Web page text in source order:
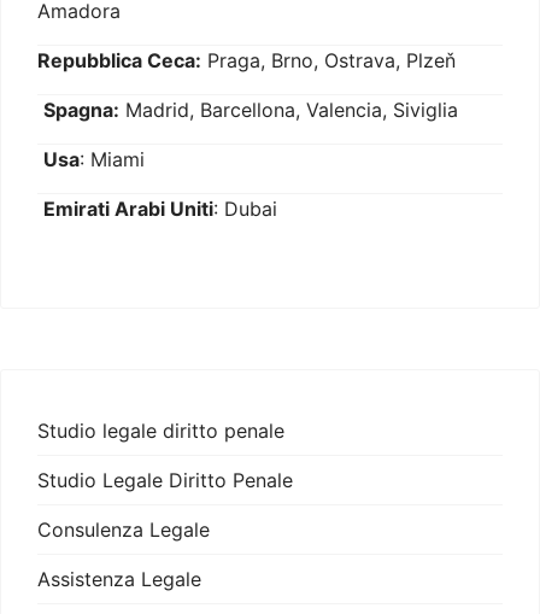
Amadora
Repubblica Ceca: Praga, Brno, Ostrava, Plzeň
Spagna: Madrid, Barcellona, Valencia, Siviglia
Usa: Miami
Emirati Arabi Uniti: Dubai
Studio legale diritto penale
Studio Legale Diritto Penale
Consulenza Legale
Assistenza Legale